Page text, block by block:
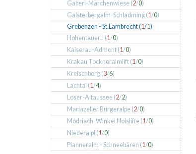
Gaberl-Märchenwiese (2/0)
Galsterbergalm-Schladming (1/0)
Grebenzen - St.Lambrecht (1/1)
Hohentauern (1/0)
Kaiserau-Admont (1/0)
Krakau Tockneralmlift (1/0)
Kreischberg (3/6)
Lachtal (1/4)
Loser-Altaussee (2/2)
Mariazeller Bürgeralpe (2/0)
Modriach-Winkel Hoislifte (1/0)
Niederalpl (1/0)
Planneralm - Schneebären (1/0)